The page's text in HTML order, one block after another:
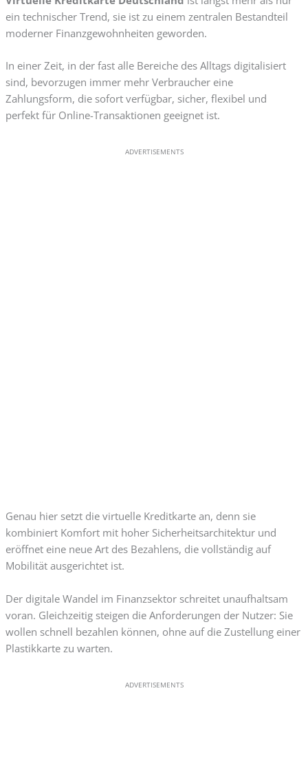
ein technischer Trend, sie ist zu einem zentralen Bestandteil
moderner Finanzgewohnheiten geworden.
In einer Zeit, in der fast alle Bereiche des Alltags digitalisiert
sind, bevorzugen immer mehr Verbraucher eine
Zahlungsform, die sofort verfügbar, sicher, flexibel und
perfekt für Online-Transaktionen geeignet ist.
ADVERTISEMENTS
Genau hier setzt die virtuelle Kreditkarte an, denn sie
kombiniert Komfort mit hoher Sicherheitsarchitektur und
eröffnet eine neue Art des Bezahlens, die vollständig auf
Mobilität ausgerichtet ist.
Der digitale Wandel im Finanzsektor schreitet unaufhaltsam
voran. Gleichzeitig steigen die Anforderungen der Nutzer: Sie
wollen schnell bezahlen können, ohne auf die Zustellung einer
Plastikkarte zu warten.
ADVERTISEMENTS